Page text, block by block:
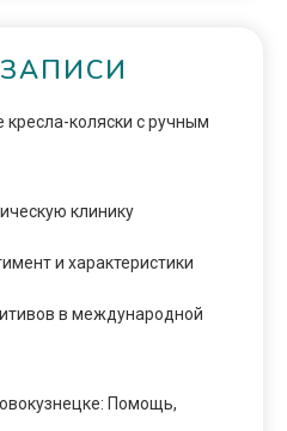
коляски с ручным
клинику
и характеристики
в международной
Помощь,